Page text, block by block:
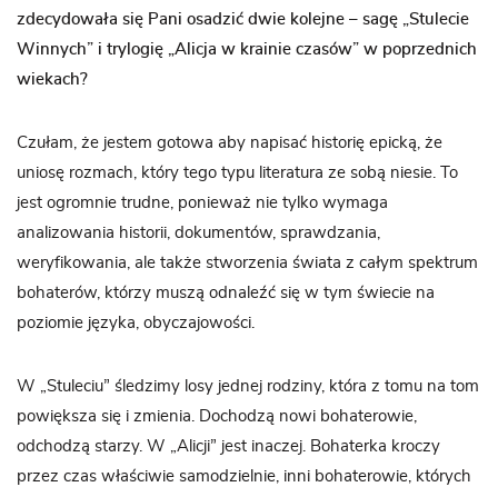
zdecydowała się Pani osadzić dwie kolejne – sagę „Stulecie
Winnych” i trylogię „Alicja w krainie czasów” w poprzednich
wiekach?
Czułam, że jestem gotowa aby napisać historię epicką, że
uniosę rozmach, który tego typu literatura ze sobą niesie. To
jest ogromnie trudne, ponieważ nie tylko wymaga
analizowania historii, dokumentów, sprawdzania,
weryfikowania, ale także stworzenia świata z całym spektrum
bohaterów, którzy muszą odnaleźć się w tym świecie na
poziomie języka, obyczajowości.
W „Stuleciu” śledzimy losy jednej rodziny, która z tomu na tom
powiększa się i zmienia. Dochodzą nowi bohaterowie,
odchodzą starzy. W „Alicji” jest inaczej. Bohaterka kroczy
przez czas właściwie samodzielnie, inni bohaterowie, których